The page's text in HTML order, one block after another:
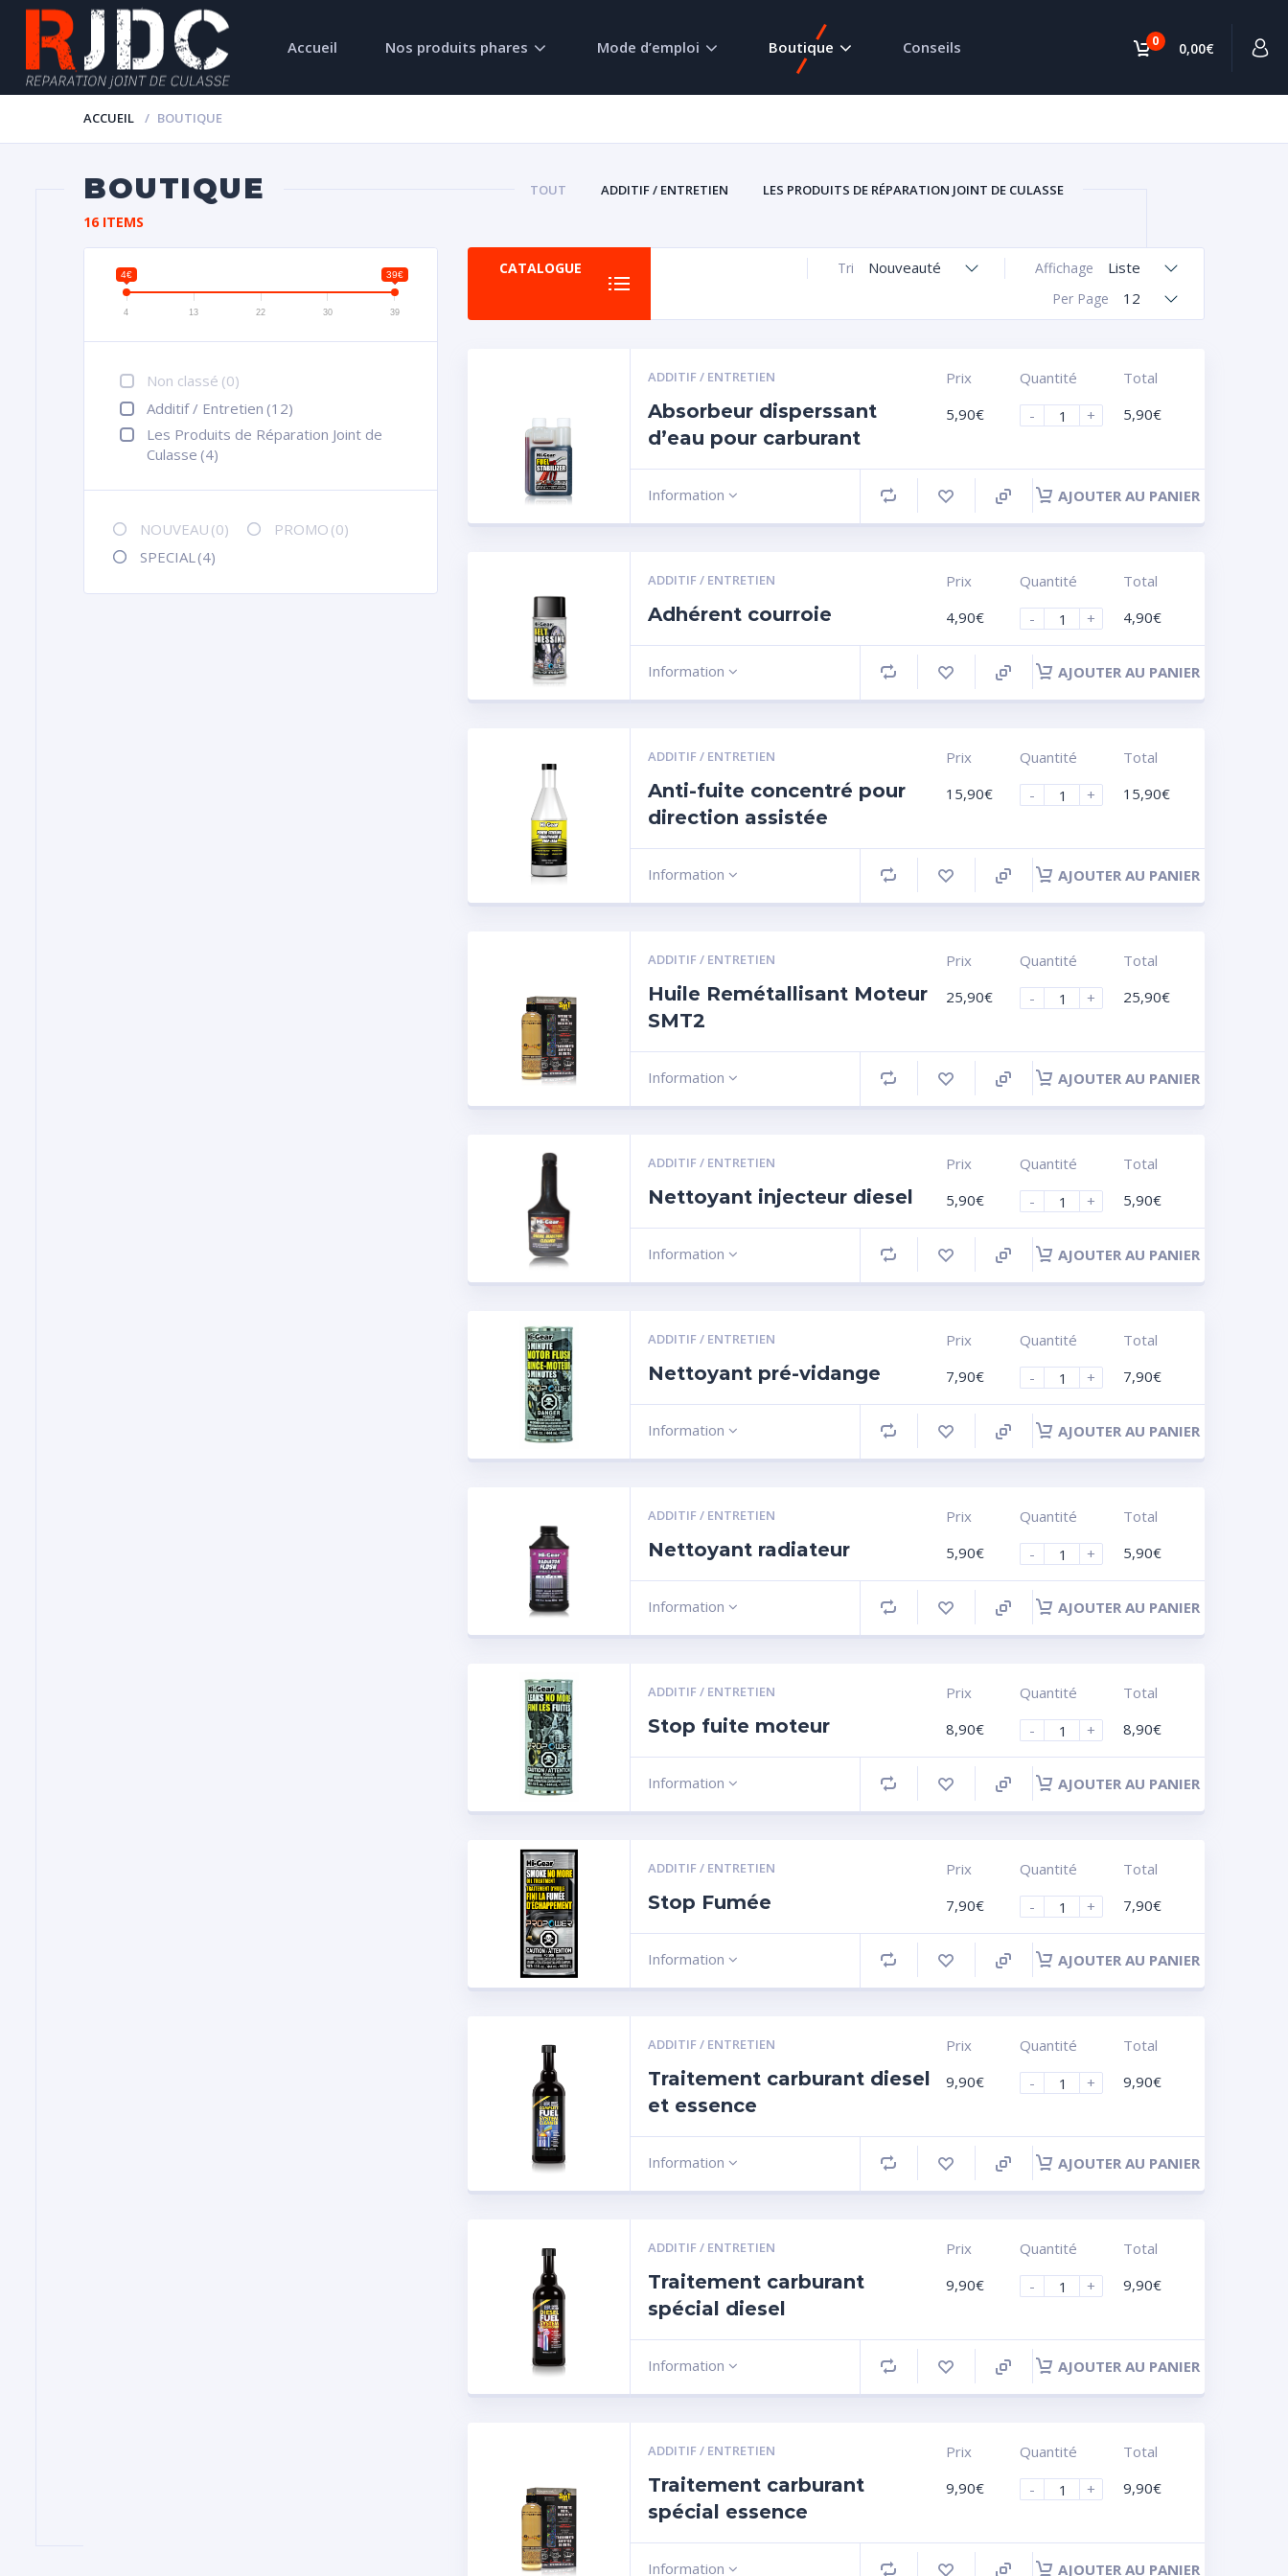
0 0,00€
Accueil Nos produits phares Mode d’emploi Boutique Conseils
ACCUEIL BOUTIQUE
BOUTIQUE TOUT ADDITIF / ENTRETIEN LES PRODUITS DE RÉPARATION JOINT DE CULASSE
16 ITEMS
4€ 39€
4 13 22 30 39
Non classé (0)
Additif / Entretien (12)
Les Produits de Réparation Joint de
Culasse (4)
NOUVEAU (0) PROMO (0)
SPECIAL (4)
CATALOGUE Affichage Liste
Tri Nouveauté
Per Page 12
ADDITIF / ENTRETIEN
Absorbeur disperssant
d’eau pour carburant
Prix
5,90€
Quantité
-
+
Total
5,90€
Information AJOUTER AU PANIER
ADDITIF / ENTRETIEN
Adhérent courroie
Prix
4,90€
Quantité
-
+
Total
4,90€
Information AJOUTER AU PANIER
ADDITIF / ENTRETIEN
Anti-fuite concentré pour
direction assistée
Prix
15,90€
Quantité
-
+
Total
15,90€
Information AJOUTER AU PANIER
ADDITIF / ENTRETIEN
Huile Remétallisant Moteur
SMT2
Prix
25,90€
Quantité
-
+
Total
25,90€
Information AJOUTER AU PANIER
ADDITIF / ENTRETIEN
Nettoyant injecteur diesel
Prix
5,90€
Quantité
-
+
Total
5,90€
Information AJOUTER AU PANIER
ADDITIF / ENTRETIEN
Nettoyant pré-vidange
Prix
7,90€
Quantité
-
+
Total
7,90€
Information AJOUTER AU PANIER
ADDITIF / ENTRETIEN
Nettoyant radiateur
Prix
5,90€
Quantité
-
+
Total
5,90€
Information AJOUTER AU PANIER
ADDITIF / ENTRETIEN
Stop fuite moteur
Prix
8,90€
Quantité
-
+
Total
8,90€
Information AJOUTER AU PANIER
ADDITIF / ENTRETIEN
Stop Fumée
Prix
7,90€
Quantité
-
+
Total
7,90€
Information AJOUTER AU PANIER
ADDITIF / ENTRETIEN
Traitement carburant diesel
et essence
Prix
9,90€
Quantité
-
+
Total
9,90€
Information AJOUTER AU PANIER
ADDITIF / ENTRETIEN
Traitement carburant
spécial diesel
Prix
9,90€
Quantité
-
+
Total
9,90€
Information AJOUTER AU PANIER
ADDITIF / ENTRETIEN
Traitement carburant
spécial essence
Prix
9,90€
Quantité
-
+
Total
9,90€
Information AJOUTER AU PANIER